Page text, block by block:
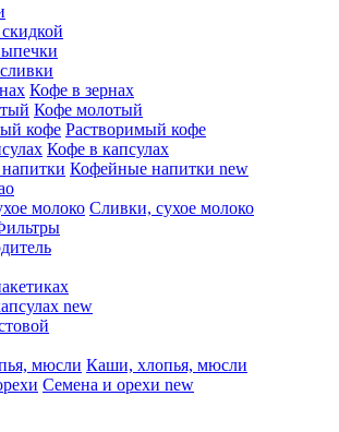
Кофе в зернах
Кофе молотый
Растворимый кофе
Кофе в капсулах
Кофейные напитки new
Сливки, сухое молоко
new
Каши, хлопья, мюсли
Семена и орехи new